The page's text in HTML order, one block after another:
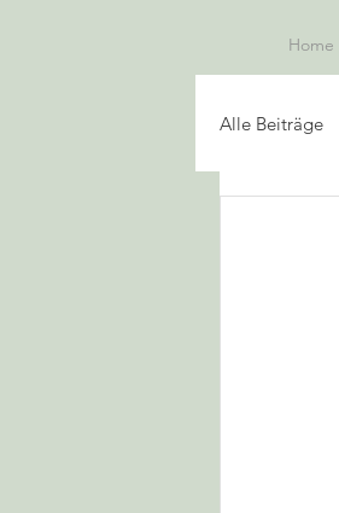
Home
Alle Beiträge